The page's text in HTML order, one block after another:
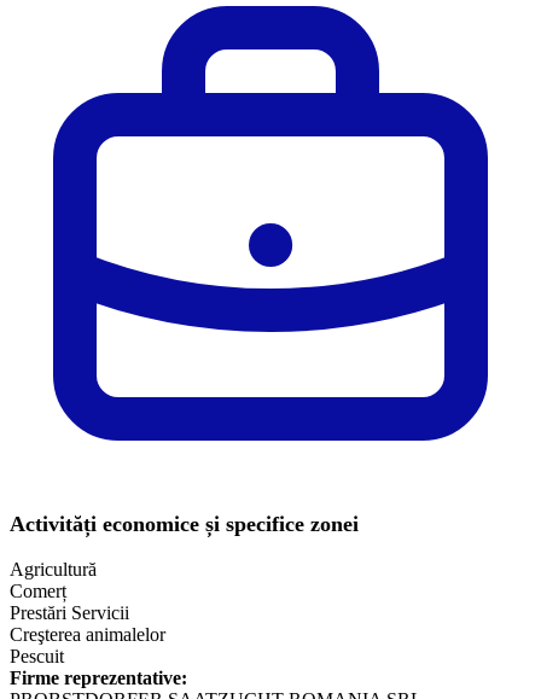
Activități economice și specifice zonei
Agricultură
Comerț
Prestări Servicii
Creşterea animalelor
Pescuit
Firme reprezentative: